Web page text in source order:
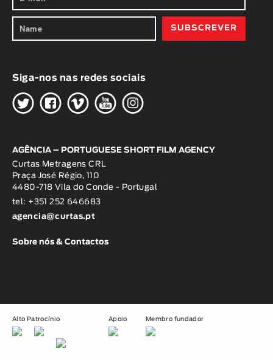
Siga-nos nas redes sociais
HGWOK
AGÊNCIA – PORTUGUESE SHORT FILM AGENCY
Curtas Metragens CRL
Praça José Régio, 110
4480-718 Vila do Conde - Portugal
tel: +351 252 646683
agencia@curtas.pt
Sobre nós & Contactos
Alto Patrocínio Apoio Membro fundador